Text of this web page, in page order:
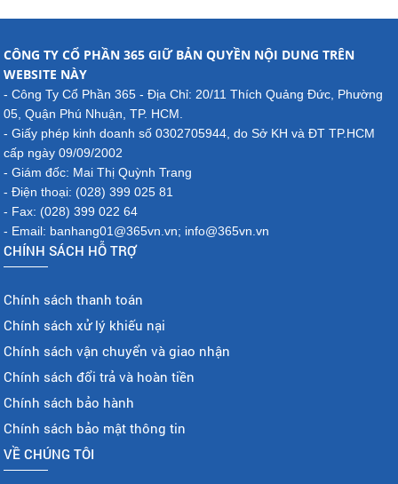
CÔNG TY CỔ PHẦN 365 GIỮ BẢN QUYỀN NỘI DUNG TRÊN
WEBSITE NÀY
- Công Ty Cổ Phần 365 - Địa Chỉ: 20/11 Thích Quảng Đức, Phường
05, Quận Phú Nhuận, TP. HCM.
- Giấy phép kinh doanh số 0302705944, do Sở KH và ĐT TP.HCM
cấp ngày 09/09/2002
- Giám đốc: Mai Thị Quỳnh Trang
- Điện thoại: (028) 399 025 81
- Fax: (028) 399 022 64
- Email: banhang01@365vn.vn; info@365vn.vn
CHÍNH SÁCH HỖ TRỢ
Chính sách thanh toán
Chính sách xử lý khiếu nại
Chính sách vận chuyển và giao nhận
Chính sách đổi trả và hoàn tiền
Chính sách bảo hành
Chính sách bảo mật thông tin
VỀ CHÚNG TÔI